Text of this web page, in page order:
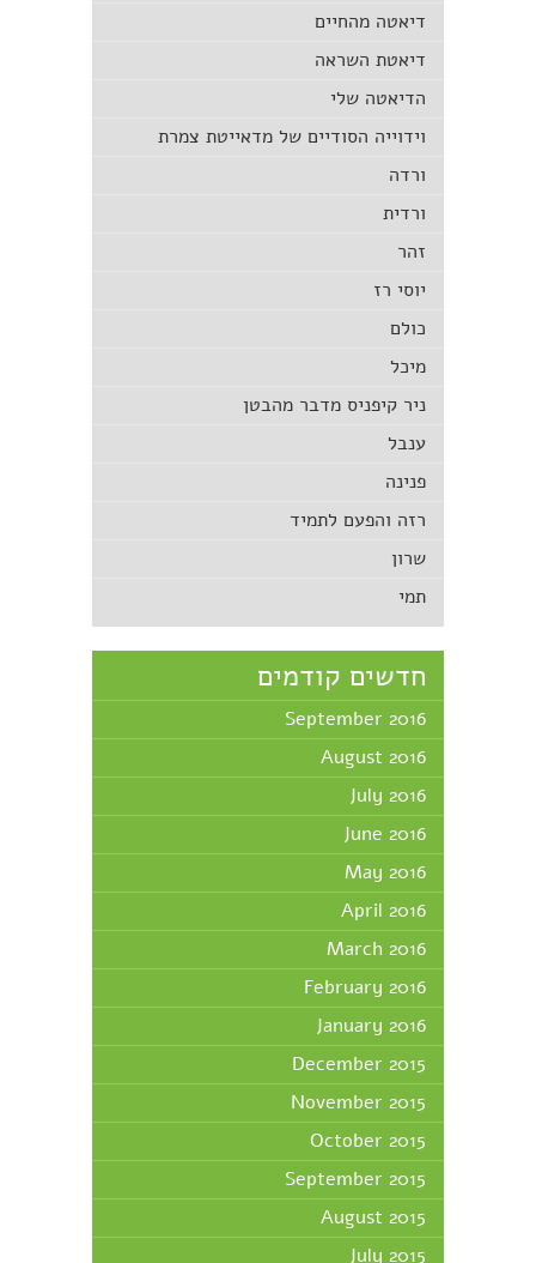
דיאטה מהחיים
דיאטת השראה
הדיאטה שלי
וידוייה הסודיים של מדאייטת צמרת
ורדה
ורדית
זהר
יוסי רז
כולם
מיכל
ניר קיפניס מדבר מהבטן
ענבל
פנינה
רזה והפעם לתמיד
שרון
תמי
חדשים קודמים
September 2016
August 2016
July 2016
June 2016
May 2016
April 2016
March 2016
February 2016
January 2016
December 2015
November 2015
October 2015
September 2015
August 2015
July 2015